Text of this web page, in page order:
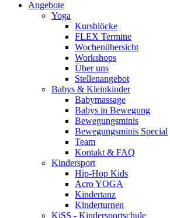
Angebote
Yoga
Kursblöcke
FLEX Termine
Wochenübersicht
Workshops
Über uns
Stellenangebot
Babys & Kleinkinder
Babymassage
Babys in Bewegung
Bewegungsminis
Bewegungsminis Special
Team
Kontakt & FAQ
Kindersport
Hip-Hop Kids
Acro YOGA
Kindertanz
Kinderturnen
KiSS - Kindersportschule